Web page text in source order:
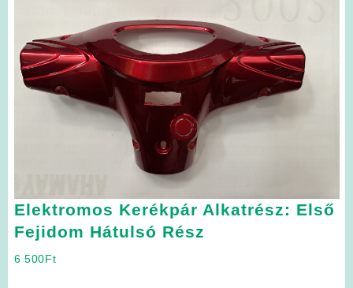
Elektromos Kerékpár Alkatrész: Első
Fejidom Hátulsó Rész
6 500Ft